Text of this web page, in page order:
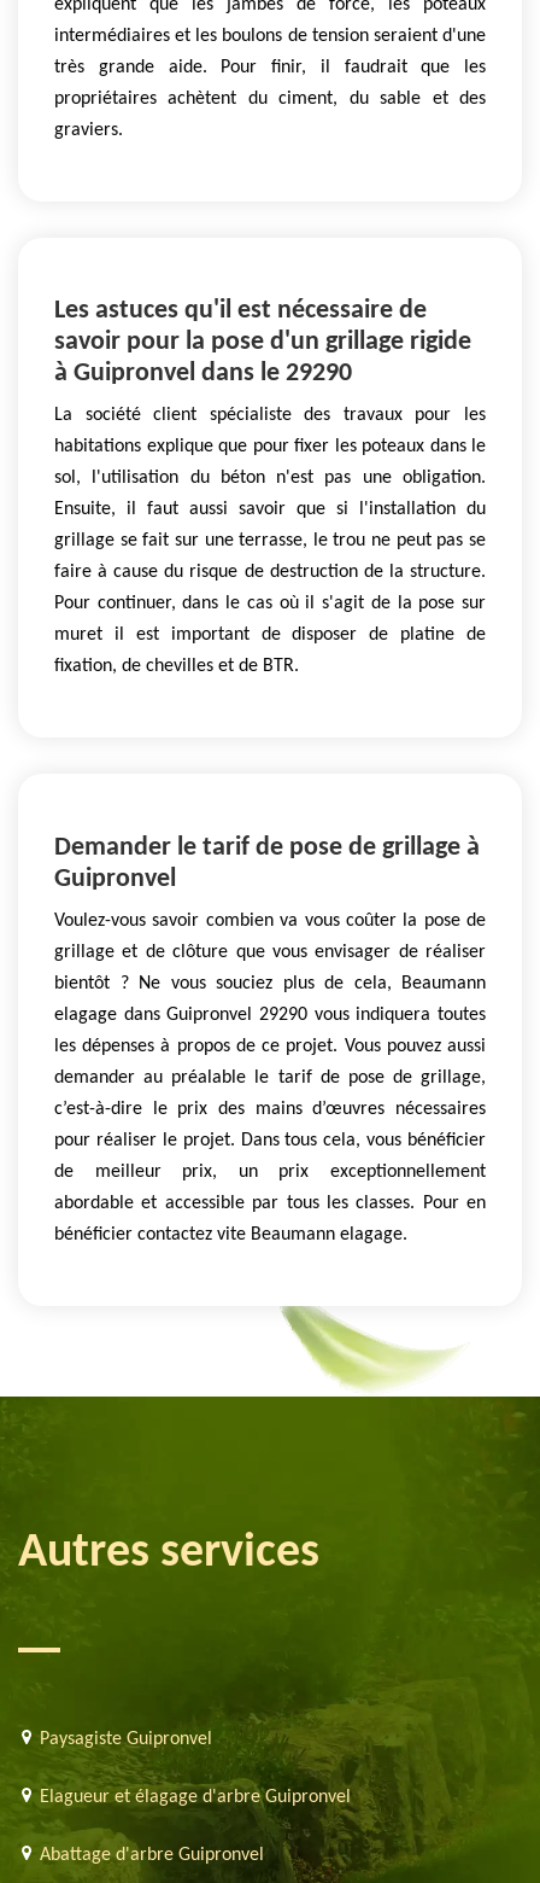
expliquent que les jambes de force, les poteaux
intermédiaires et les boulons de tension seraient d'une
très grande aide. Pour finir, il faudrait que les
propriétaires achètent du ciment, du sable et des
graviers.
Les astuces qu'il est nécessaire de
savoir pour la pose d'un grillage rigide
à Guipronvel dans le 29290
La société client spécialiste des travaux pour les
habitations explique que pour fixer les poteaux dans le
sol, l'utilisation du béton n'est pas une obligation.
Ensuite, il faut aussi savoir que si l'installation du
grillage se fait sur une terrasse, le trou ne peut pas se
faire à cause du risque de destruction de la structure.
Pour continuer, dans le cas où il s'agit de la pose sur
muret il est important de disposer de platine de
fixation, de chevilles et de BTR.
Demander le tarif de pose de grillage à
Guipronvel
Voulez-vous savoir combien va vous coûter la pose de
grillage et de clôture que vous envisager de réaliser
bientôt ? Ne vous souciez plus de cela, Beaumann
elagage dans Guipronvel 29290 vous indiquera toutes
les dépenses à propos de ce projet. Vous pouvez aussi
demander au préalable le tarif de pose de grillage,
c’est-à-dire le prix des mains d’œuvres nécessaires
pour réaliser le projet. Dans tous cela, vous bénéficier
de meilleur prix, un prix exceptionnellement
abordable et accessible par tous les classes. Pour en
bénéficier contactez vite Beaumann elagage.
Autres services
Paysagiste Guipronvel
Elagueur et élagage d'arbre Guipronvel
Abattage d'arbre Guipronvel